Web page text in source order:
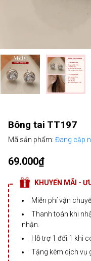
Bông tai TT197
Mã sản phẩm: Đang cập
69.000₫
KHUYẾN MÃI -
Miễn phí vận
Thanh toán khi
nhận.
Hỗ trợ 1 đổi 1 khi
Tặng kèm dịch vụ